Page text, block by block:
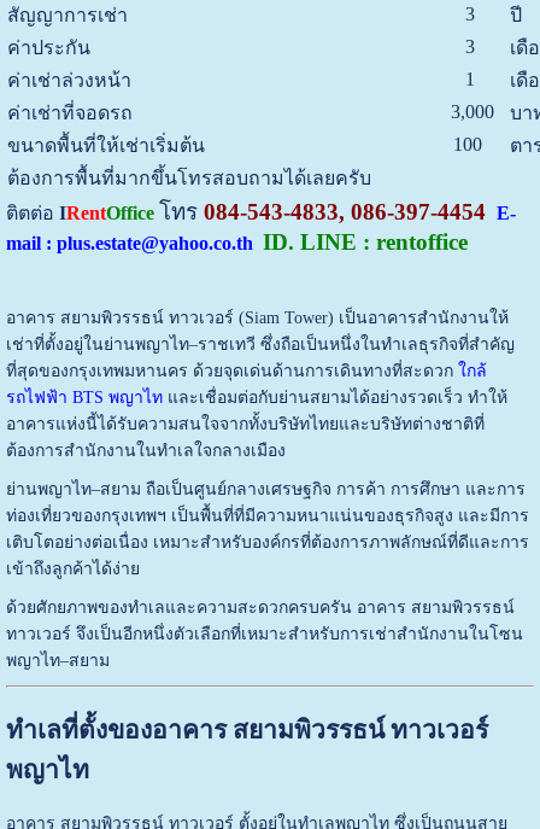
สัญญาการเช่า
3
ปี
ค่าประกัน
3
เดื
ค่าเช่าล่วงหน้า
1
เดื
ค่าเช่าที่จอดรถ
3,000
บา
ขนาดพื้นที่ให้เช่าเริ่มต้น
100
ตา
ต้องการพื้นที่มากขึ้นโทรสอบถามได้เลยครับ
ติตต่อ IRentOffice โทร084-543-4833, 086-397-4454 E-
mail : plus.estate@yahoo.co.th ID. LINE : rentoffice
อาคาร สยามพิวรรธน์ ทาวเวอร์ (Siam Tower) เป็นอาคารสำนักงานให้
เช่าที่ตั้งอยู่ในย่านพญาไท–ราชเทวี ซึ่งถือเป็นหนึ่งในทำเลธุรกิจที่สำคัญ
ที่สุดของกรุงเทพมหานคร ด้วยจุดเด่นด้านการเดินทางที่สะดวก ใกล้
รถไฟฟ้า BTS พญาไทและเชื่อมต่อกับย่านสยามได้อย่างรวดเร็ว ทำให้
อาคารแห่งนี้ได้รับความสนใจจากทั้งบริษัทไทยและบริษัทต่างชาติที่
ต้องการสำนักงานในทำเลใจกลางเมือง
ย่านพญาไท–สยาม ถือเป็นศูนย์กลางเศรษฐกิจ การค้า การศึกษา และการ
ท่องเที่ยวของกรุงเทพฯ เป็นพื้นที่ที่มีความหนาแน่นของธุรกิจสูง และมีการ
เติบโตอย่างต่อเนื่อง เหมาะสำหรับองค์กรที่ต้องการภาพลักษณ์ที่ดีและการ
เข้าถึงลูกค้าได้ง่าย
ด้วยศักยภาพของทำเลและความสะดวกครบครัน อาคาร สยามพิวรรธน์
ทาวเวอร์ จึงเป็นอีกหนึ่งตัวเลือกที่เหมาะสำหรับการเช่าสำนักงานในโซน
พญาไท–สยาม
ทำเลที่ตั้งของอาคาร สยามพิวรรธน์ ทาวเวอร์
พญาไท
อาคาร สยามพิวรรธน์ ทาวเวอร์ ตั้งอยู่ในทำเลพญาไท ซึ่งเป็นถนนสาย